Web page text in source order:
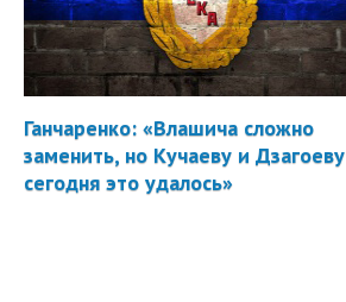
Ганчаренко: «Влашича сложно
заменить, но Кучаеву и Дзагоеву
сегодня это удалось»